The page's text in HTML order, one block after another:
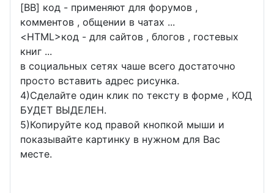
[BB] код - применяют для форумов ,
комментов , общении в чатах ...
<HTML>код - для сайтов , блогов , гостевых
книг ...
в социальных сетях чаше всего достаточно
просто вставить адрес рисунка.
4)Сделайте один клик по тексту в форме , КОД
БУДЕТ ВЫДЕЛЕН.
5)Копируйте код правой кнопкой мыши и
показывайте картинку в нужном для Вас
месте.